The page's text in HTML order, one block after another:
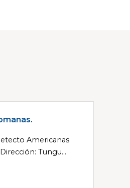
Americanas
Tungu...